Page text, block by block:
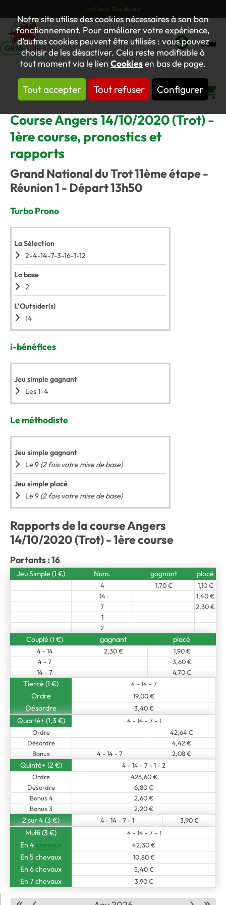
Notre site utilise des cookies nécessaires à son bon
fonctionnement. Pour améliorer votre expérience,
d’autres cookies peuvent être utilisés : vous pouvez
choisir de les désactiver. Cela reste modifiable à
tout moment via le lien Cookiesen bas de page.
Tout accepter Tout refuser Configurer
Les Coups Sûrs du jour
Mon
compte
Course Angers 14/10/2020 (Trot) -
1ère course, pronostics et
rapports
Grand National du Trot 11ème étape -
Réunion 1 - Départ 13h50
Turbo Prono
La Sélection
2-4-14-7-3-16-1-12
La base
2
L'Outsider(s)
14
i-bénéfices
Jeu simple gagnant
Les 1-4
Le méthodiste
Jeu simple gagnant
Le 9 (2 fois votre mise de base)
Jeu simple placé
Le 9 (2 fois votre mise de base)
Rapports de la course Angers
14/10/2020 (Trot) - 1ère course
Partants : 16
Jeu Simple (1 €) Num. gagnant placé
4 1,70 €
1,10 €
14
1,40 €
7
2,30 €
1
2
Couplé (1 €) gagnant placé
4 - 14 2,30 €
1,90 €
4 - 7
3,60 €
14 - 7
4,70 €
Tiercé (1 €) 4 - 14 - 7
Ordre 19,00 €
Désordre 3,40 €
Quarté+ (1,3 €)
4 - 14 - 7 - 1
Ordre
42,64 €
Désordre
4,42 €
Bonus
4 - 14 - 7 2,08 €
Quinté+ (2 €)
4 - 14 - 7 - 1 - 2
Ordre
428,60 €
Désordre
6,80 €
Bonus 4
2,60 €
Bonus 3
2,20 €
2 sur 4 (3 €) 4 - 14 - 7 - 1 3,90 €
Multi (3 €) 4 - 14 - 7 - 1
En 4 chevaux 42,30 €
En 5 chevaux 10,80 €
En 6 chevaux 5,40 €
En 7 chevaux 3,90 €